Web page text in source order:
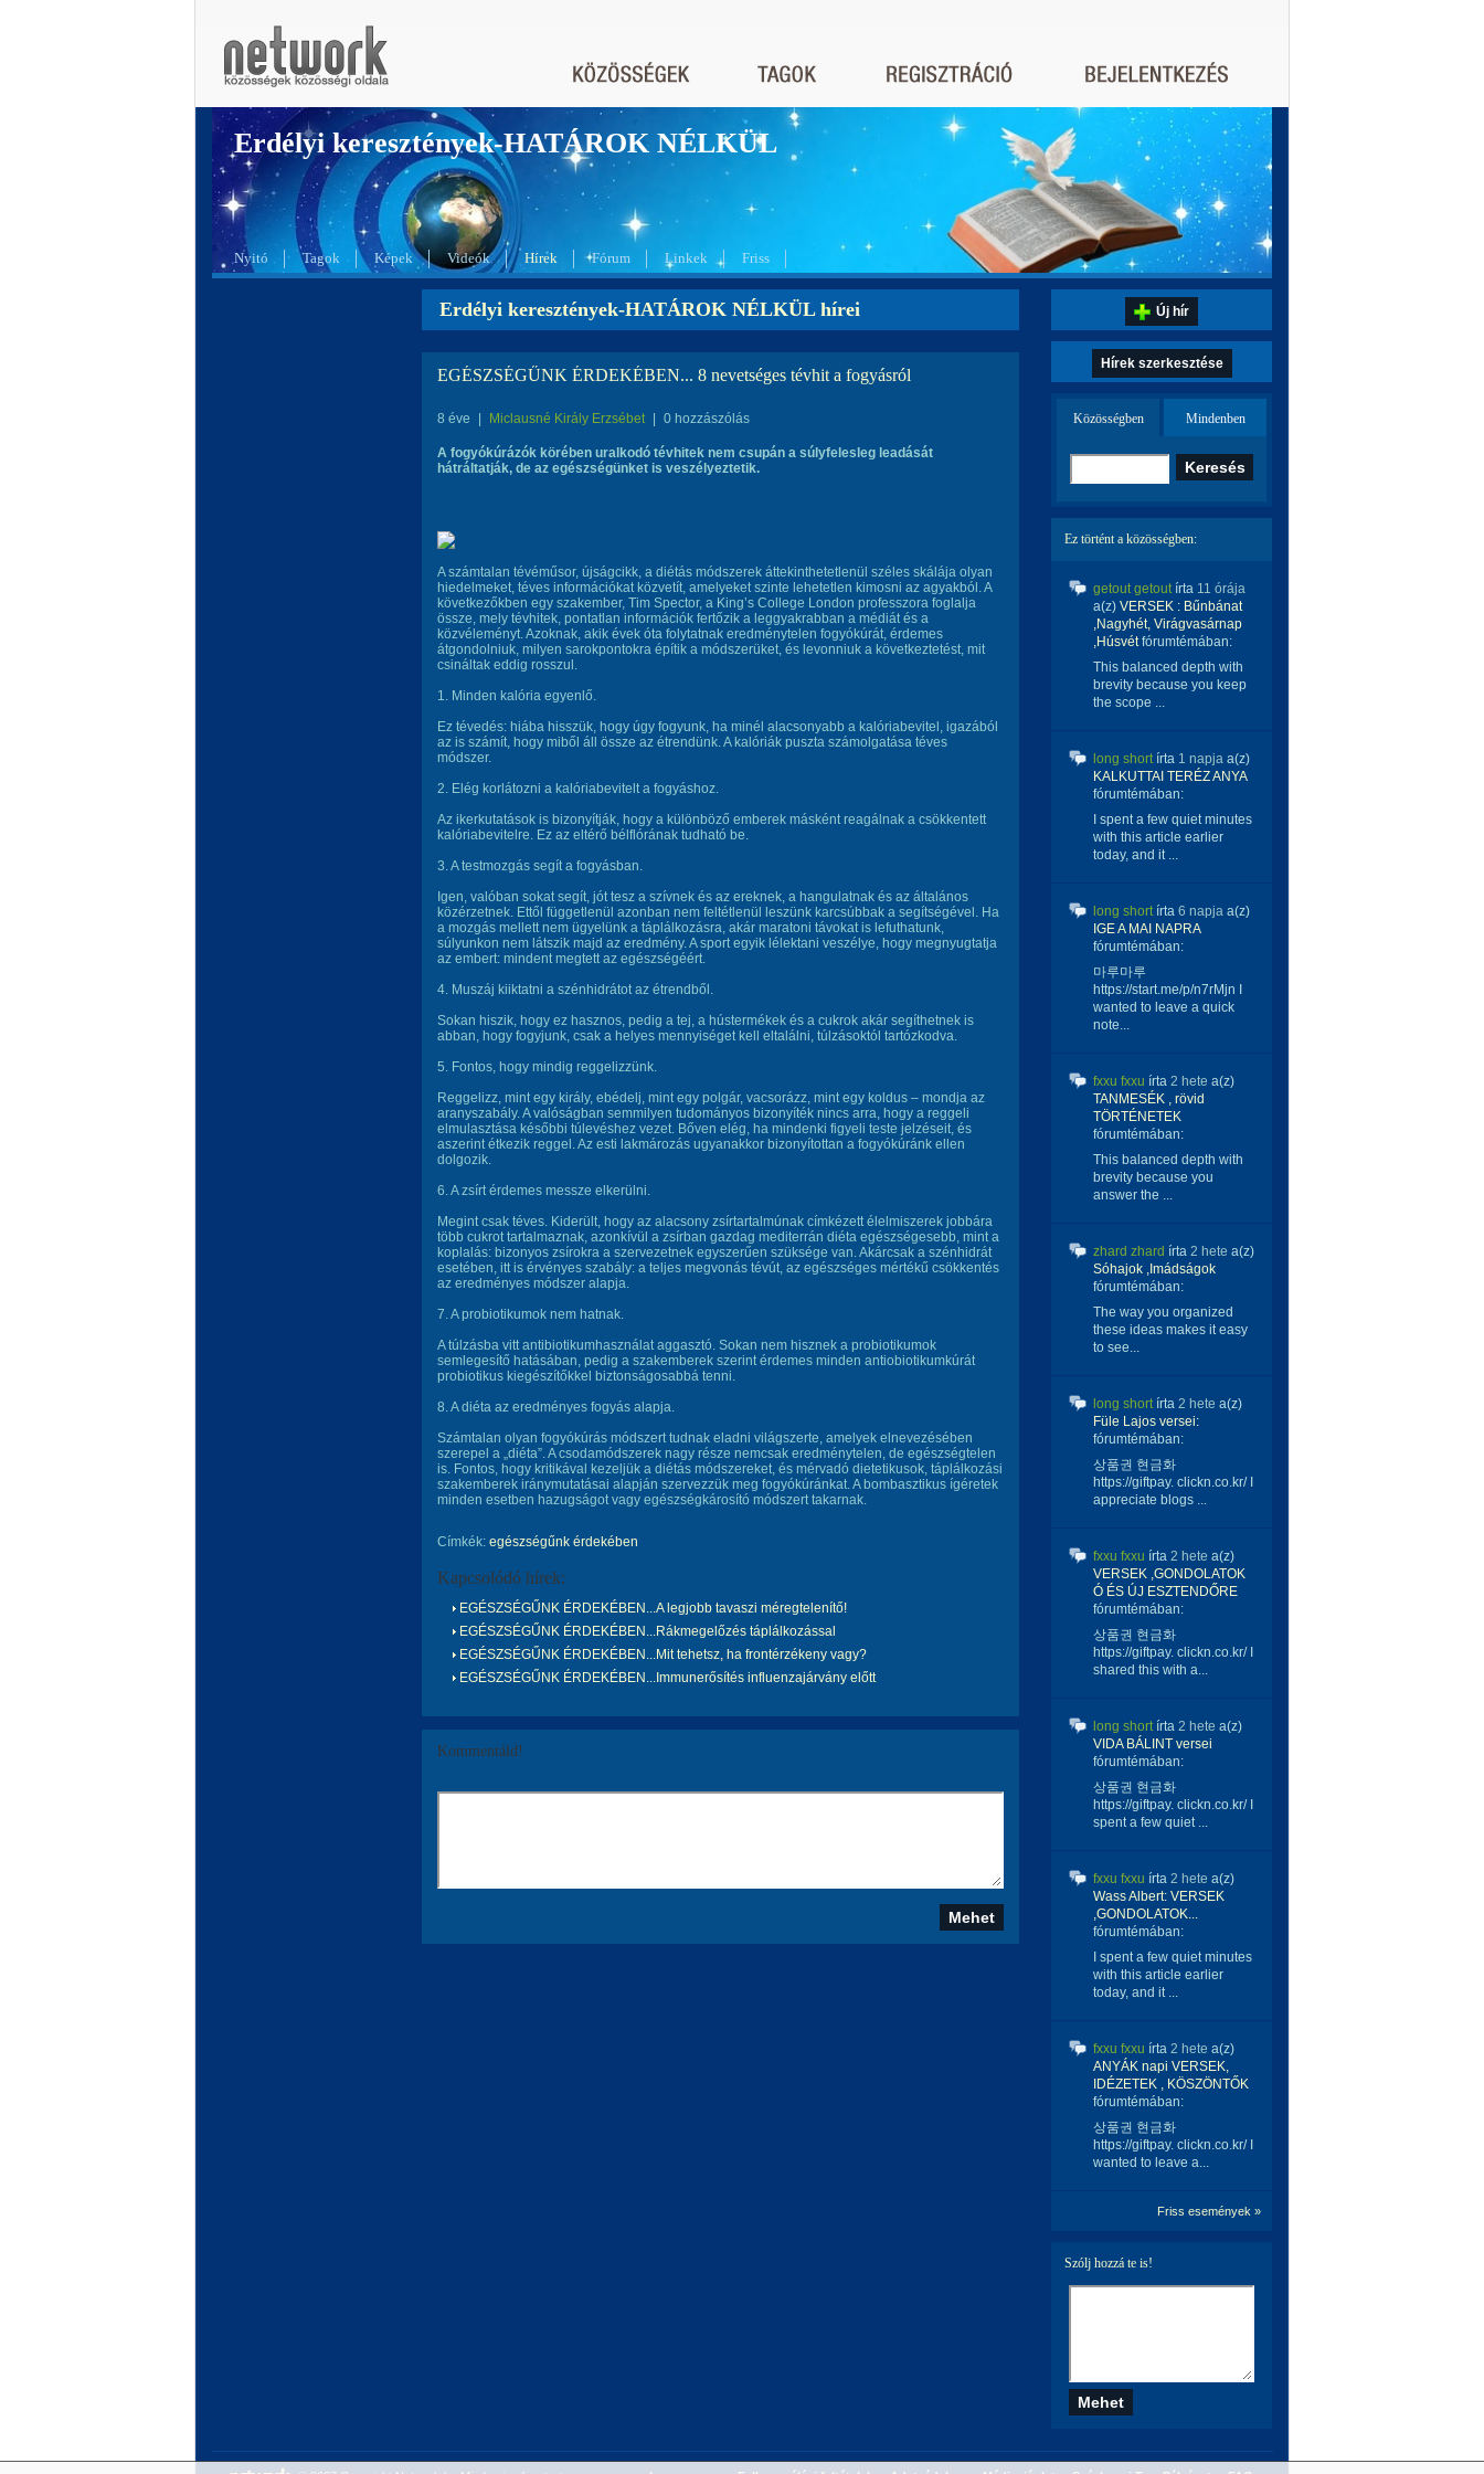
Erdélyi keresztények-HATÁROK NÉLKÜL
Nyitó Tagok Képek Videók Hírek Fórum Linkek Friss
Erdélyi keresztények-HATÁROK NÉLKÜL hírei
EGÉSZSÉGŰNK ÉRDEKÉBEN... 8 nevetséges tévhit a fogyásról
8 éve Miclausné Király Erzsébet 0 hozzászólás
A fogyókúrázók körében uralkodó tévhitek nem csupán a súlyfelesleg leadását
hátráltatják, de az egészségünket is veszélyeztetik.
A számtalan tévéműsor, újságcikk, a diétás módszerek áttekinthetetlenül széles skálája olyan
hiedelmeket, téves információkat közvetít, amelyeket szinte lehetetlen kimosni az agyakból. A
következőkben egy szakember, Tim Spector, a King’s College London professzora foglalja
össze, mely tévhitek, pontatlan információk fertőzik a leggyakrabban a médiát és a
közvéleményt. Azoknak, akik évek óta folytatnak eredménytelen fogyókúrát, érdemes
átgondolniuk, milyen sarokpontokra építik a módszerüket, és levonniuk a következtetést, mit
csináltak eddig rosszul.
1. Minden kalória egyenlő.
Ez tévedés: hiába hisszük, hogy úgy fogyunk, ha minél alacsonyabb a kalóriabevitel, igazából
az is számít, hogy miből áll össze az étrendünk. A kalóriák puszta számolgatása téves
módszer.
2. Elég korlátozni a kalóriabevitelt a fogyáshoz.
Az ikerkutatások is bizonyítják, hogy a különböző emberek másként reagálnak a csökkentett
kalóriabevitelre. Ez az eltérő bélflórának tudható be.
3. A testmozgás segít a fogyásban.
Igen, valóban sokat segít, jót tesz a szívnek és az ereknek, a hangulatnak és az általános
közérzetnek. Ettől függetlenül azonban nem feltétlenül leszünk karcsúbbak a segítségével. Ha
a mozgás mellett nem ügyelünk a táplálkozásra, akár maratoni távokat is lefuthatunk,
súlyunkon nem látszik majd az eredmény. A sport egyik lélektani veszélye, hogy megnyugtatja
az embert: mindent megtett az egészségéért.
4. Muszáj kiiktatni a szénhidrátot az étrendből.
Sokan hiszik, hogy ez hasznos, pedig a tej, a hústermékek és a cukrok akár segíthetnek is
abban, hogy fogyjunk, csak a helyes mennyiséget kell eltalálni, túlzásoktól tartózkodva.
5. Fontos, hogy mindig reggelizzünk.
Reggelizz, mint egy király, ebédelj, mint egy polgár, vacsorázz, mint egy koldus – mondja az
aranyszabály. A valóságban semmilyen tudományos bizonyíték nincs arra, hogy a reggeli
elmulasztása későbbi túlevéshez vezet. Bőven elég, ha mindenki figyeli teste jelzéseit, és
aszerint étkezik reggel. Az esti lakmározás ugyanakkor bizonyítottan a fogyókúránk ellen
dolgozik.
6. A zsírt érdemes messze elkerülni.
Megint csak téves. Kiderült, hogy az alacsony zsírtartalmúnak címkézett élelmiszerek jobbára
több cukrot tartalmaznak, azonkívül a zsírban gazdag mediterrán diéta egészségesebb, mint a
koplalás: bizonyos zsírokra a szervezetnek egyszerűen szüksége van. Akárcsak a szénhidrát
esetében, itt is érvényes szabály: a teljes megvonás tévút, az egészséges mértékű csökkentés
az eredményes módszer alapja.
7. A probiotikumok nem hatnak.
A túlzásba vitt antibiotikumhasználat aggasztó. Sokan nem hisznek a probiotikumok
semlegesítő hatásában, pedig a szakemberek szerint érdemes minden antiobiotikumkúrát
probiotikus kiegészítőkkel biztonságosabbá tenni.
8. A diéta az eredményes fogyás alapja.
Számtalan olyan fogyókúrás módszert tudnak eladni világszerte, amelyek elnevezésében
szerepel a „diéta”. A csodamódszerek nagy része nemcsak eredménytelen, de egészségtelen
is. Fontos, hogy kritikával kezeljük a diétás módszereket, és mérvadó dietetikusok, táplálkozási
szakemberek iránymutatásai alapján szervezzük meg fogyókúránkat. A bombasztikus ígéretek
minden esetben hazugságot vagy egészségkárosító módszert takarnak.
Címkék: egészségűnk érdekében
Kapcsolódó hírek:
EGÉSZSÉGŰNK ÉRDEKÉBEN...A legjobb tavaszi méregtelenítő!
EGÉSZSÉGŰNK ÉRDEKÉBEN...Rákmegelőzés táplálkozással
EGÉSZSÉGŰNK ÉRDEKÉBEN...Mit tehetsz, ha frontérzékeny vagy?
EGÉSZSÉGŰNK ÉRDEKÉBEN...Immunerősítés influenzajárvány előtt
Kommentáld!
Új hír
Hírek szerkesztése
Közösségben Mindenben
Ez történt a közösségben:
getout getoutírta 11 órája
a(z) VERSEK : Bűnbánat
,Nagyhét, Virágvasárnap
,Húsvétfórumtémában:
This balanced depth with
brevity because you keep
the scope ...
long shortírta 1 napja a(z)
KALKUTTAI TERÉZ ANYA
fórumtémában:
I spent a few quiet minutes
with this article earlier
today, and it ...
long shortírta 6 napja a(z)
IGE A MAI NAPRA
fórumtémában:
마루마루
https://start.me/p/n7rMjn I
wanted to leave a quick
note...
fxxu fxxu írta 2 hete a(z)
TANMESÉK , rövid
TÖRTÉNETEK
fórumtémában:
This balanced depth with
brevity because you
answer the ...
zhard zhard írta 2 hete a(z)
Sóhajok ,Imádságok
fórumtémában:
The way you organized
these ideas makes it easy
to see...
long shortírta 2 hete a(z)
Füle Lajos versei:
fórumtémában:
상품권 현금화
https://giftpay. clickn.co.kr/ I
appreciate blogs ...
fxxu fxxu írta 2 hete a(z)
VERSEK ,GONDOLATOK
Ó ÉS ÚJ ESZTENDŐRE
fórumtémában:
상품권 현금화
https://giftpay. clickn.co.kr/ I
shared this with a...
long shortírta 2 hete a(z)
VIDA BÁLINT versei
fórumtémában:
상품권 현금화
https://giftpay. clickn.co.kr/ I
spent a few quiet ...
fxxu fxxu írta 2 hete a(z)
Wass Albert: VERSEK
,GONDOLATOK...
fórumtémában:
I spent a few quiet minutes
with this article earlier
today, and it ...
fxxu fxxu írta 2 hete a(z)
ANYÁK napi VERSEK,
IDÉZETEK , KÖSZÖNTŐK
fórumtémában:
상품권 현금화
https://giftpay. clickn.co.kr/ I
wanted to leave a...
Friss események »
Szólj hozzá te is!